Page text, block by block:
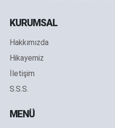
KURUMSAL
Hakkımızda
Hikayemiz
İletişim
S.S.S.
MENÜ